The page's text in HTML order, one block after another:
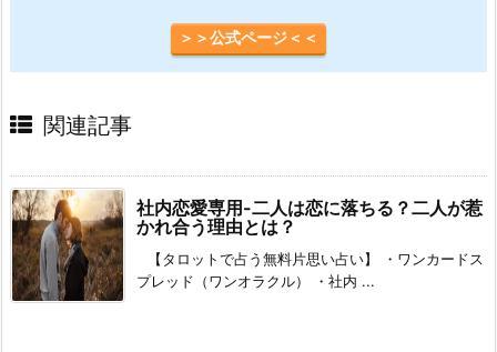
＞＞公式ページ＜＜
関連記事
社内恋愛専用-二人は恋に落ちる？二人が惹
かれ合う理由とは？
【タロットで占う無料片思い占い】 ・ワンカードス
プレッド（ワンオラクル） ・社内 ...